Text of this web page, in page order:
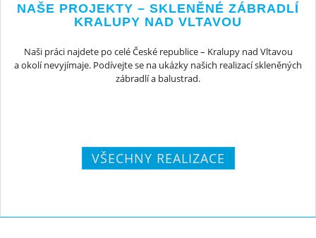
NAŠE PROJEKTY – SKLENĚNÉ ZÁBRADLÍ
KRALUPY NAD VLTAVOU
Naši práci najdete po celé České republice – Kralupy nad Vltavou
a okolí nevyjímaje. Podívejte se na ukázky našich realizací skleněných
zábradlí a balustrad.
VŠECHNY REALIZACE